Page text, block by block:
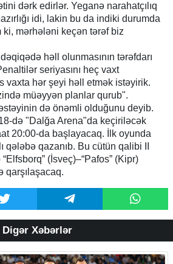
dərk edirlər. Yeganə narahatçılıq
idi, lakin bu da indiki durumda
ki, mərhələni keçən tərəf biz
həll olunmasının tərəfdarı
seriyasını heç vaxt
vaxta hər şeyi həll etmək istəyirik.
müəyyən planlar qurub".
də önəmli olduğunu deyib.
də "Dalğa Arena"da keçiriləcək
20:00-da başlayacaq. İlk oyunda
qələbə qazanıb. Bu cütün qalibi II
(İsveç)–“Pafos” (Kipr)
qarşılaşacaq.
Digər Xəbərlər